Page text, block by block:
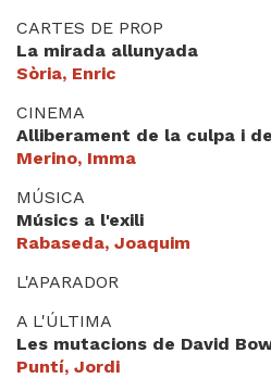
CARTES DE PROP
La mirada allunyada
Sòria, Enric
CINEMA
Alliberament de la culpa i
Merino, Imma
MÚSICA
Músics a l'exili
Rabaseda, Joaquim
L'APARADOR
A L'ÚLTIMA
Les mutacions de David
Puntí, Jordi